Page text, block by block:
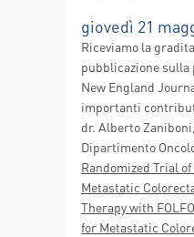
giovedì 21
Riceviamo la
pubblicazione
New England
importanti
dr. Alberto
Dipartimento
Randomized Trial
Metastatic
Therapy with
for Metastatic